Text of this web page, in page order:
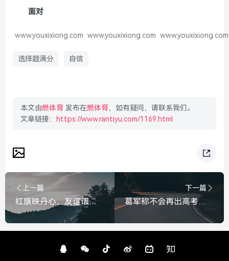
面对
www.youxixiong.com www.youxixiong.com www.youxixiong.com
选择题满分 自信
本文由燃体育 发布在燃体育，如有疑问，请联系我们。
文章链接：
https://www.rantiyu.com/1169.html
上一篇
红旗映丹心，友谊谱新篇——平壤街头已挂起中朝两国国旗，平壤街头挂起中朝两国国旗，共谱友谊新篇
下一篇
葛军称不会再出高考题了，昔日数学魔王的谢幕与教育传承，葛军，告别数学魔王生涯，不再出高考题